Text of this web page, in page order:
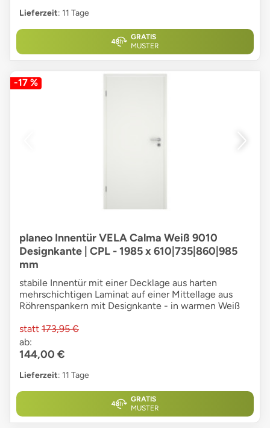
Lieferzeit: 11 Tage
GRATIS
MUSTER
-17 %
planeo Innentür VELA Calma Weiß 9010
Designkante | CPL - 1985 x 610|735|860|985
mm
stabile Innentür mit einer Decklage aus harten
mehrschichtigen Laminat auf einer Mittellage aus
Röhrenspankern mit Designkante - in warmen Weiß
statt 173,95 €
ab:
144,00 €
Lieferzeit: 11 Tage
GRATIS
MUSTER